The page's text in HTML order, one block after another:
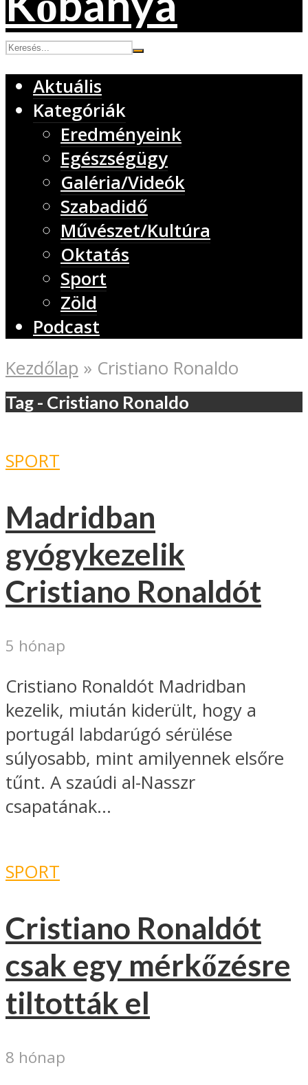
Aktuális
Kategóriák
Eredményeink
Egészségügy
Galéria/Videók
Szabadidő
Művészet/Kultúra
Oktatás
Sport
Zöld
Podcast
Kezdőlap » Cristiano Ronaldo
Tag - Cristiano Ronaldo
SPORT
Madridban
gyógykezelik
Cristiano Ronaldót
5 hónap
Cristiano Ronaldót Madridban
kezelik, miután kiderült, hogy a
portugál labdarúgó sérülése
súlyosabb, mint amilyennek elsőre
tűnt. A szaúdi al-Nasszr
csapatának...
SPORT
Cristiano Ronaldót
csak egy mérkőzésre
tiltották el
8 hónap